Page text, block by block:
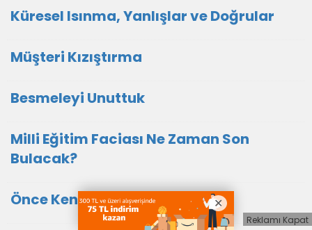
Küresel Isınma, Yanlışlar ve Doğrular
Müşteri Kızıştırma
Besmeleyi Unuttuk
Milli Eğitim Faciası Ne Zaman Son
Bulacak?
Önce Kendimizi Eleştirelim
Reklamı Kapat